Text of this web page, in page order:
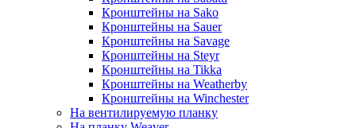
Кронштейны на Sako
Кронштейны на Sauer
Кронштейны на Savage
Кронштейны на Steyr
Кронштейны на Tikka
Кронштейны на Weatherby
Кронштейны на Winchester
На вентилируемую планку